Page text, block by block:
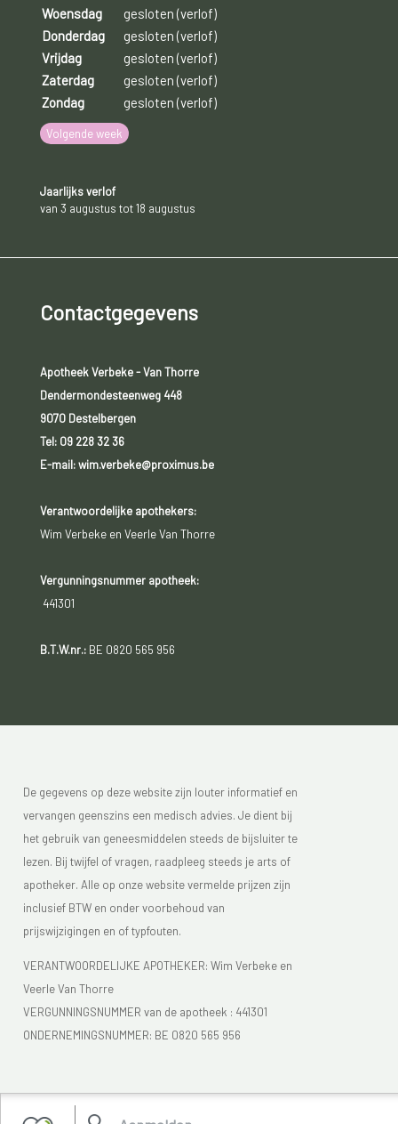
Woensdag
gesloten (verlof)
Donderdag
gesloten (verlof)
Vrijdag
gesloten (verlof)
Zaterdag
gesloten (verlof)
Zondag
gesloten (verlof)
Volgende week
Jaarlijks verlof
van 3 augustus tot 18 augustus
Contactgegevens
Apotheek Verbeke - Van Thorre
Dendermondesteenweg 448
9070 Destelbergen
Tel: 09 228 32 36
E-mail: wim.verbeke@proximus.be
Verantwoordelijke apothekers:
Wim Verbeke en Veerle Van Thorre
Vergunningsnummer apotheek:
441301
B.T.W.nr.:BE 0820 565 956
De gegevens op deze website zijn louter informatief en
vervangen geenszins een medisch advies. Je dient bij
het gebruik van geneesmiddelen steeds de bijsluiter te
lezen. Bij twijfel of vragen, raadpleeg steeds je arts of
apotheker. Alle op onze website vermelde prijzen zijn
inclusief BTW en onder voorbehoud van
prijswijzigingen en of typfouten.
VERANTWOORDELIJKE APOTHEKER: Wim Verbeke en
Veerle Van Thorre
VERGUNNINGSNUMMER van de apotheek : 441301
ONDERNEMINGSNUMMER: BE 0820 565 956
Je vindt Apotheek Verbeke - Van Thorre in de FAGG lijst